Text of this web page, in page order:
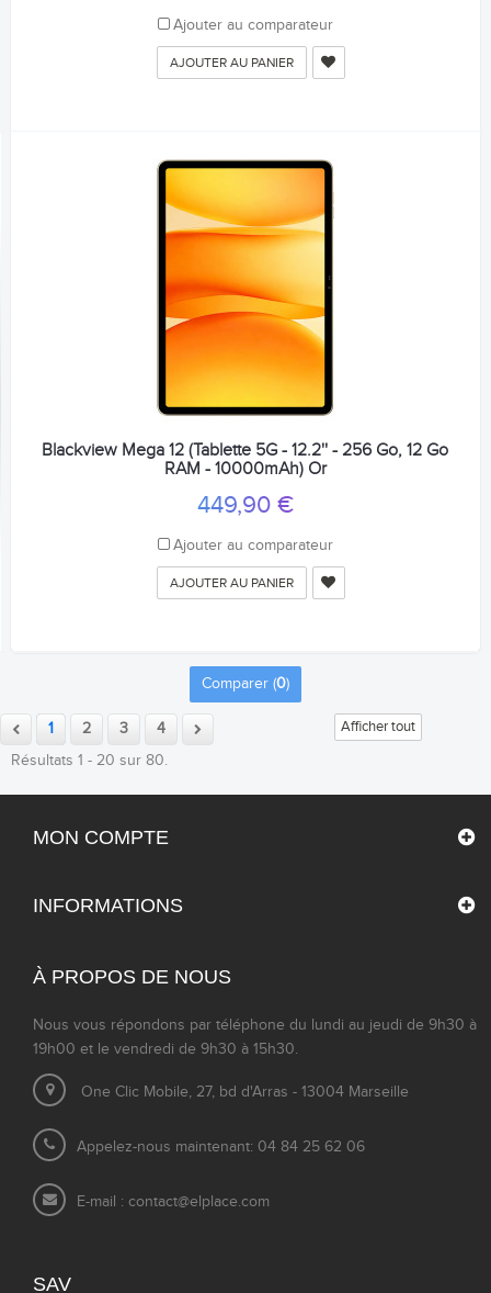
Ajouter au comparateur
AJOUTER AU PANIER
Blackview Mega 12 (Tablette 5G - 12.2'' - 256 Go, 12 Go
RAM - 10000mAh) Or
449,90 €
Ajouter au comparateur
AJOUTER AU PANIER
Comparer (0)
Afficher tout
1 2 3
4
Résultats 1 - 20 sur 80.
MON COMPTE
INFORMATIONS
À PROPOS DE NOUS
Nous vous répondons par téléphone du lundi au jeudi de 9h30 à
19h00 et le vendredi de 9h30 à 15h30.
One Clic Mobile, 27, bd d'Arras - 13004 Marseille
Appelez-nous maintenant: 04 84 25 62 06
E-mail : contact@elplace.com
SAV